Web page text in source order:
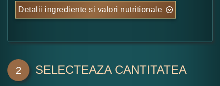
Detalii ingrediente si valori nutritionale
2 SELECTEAZA CANTITATEA